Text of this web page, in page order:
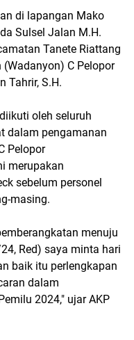
di lapangan Mako
Sulsel Jalan M.H.
Tanete Riattang
C Pelopor
Tahrir, S.H.
oleh seluruh
dalam pengamanan
Pelopor
merupakan
sebelum personel
masing.
menuju
Red) saya minta hari
baik itu perlengkapan
dalam
2024," ujar AKP